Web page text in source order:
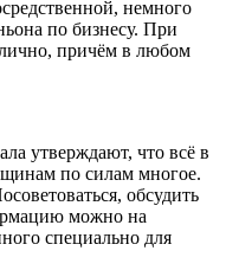
немного
по бизнесу. При
причём в любом
утверждают, что всё в
по силам многое.
обсудить
можно на
специально для